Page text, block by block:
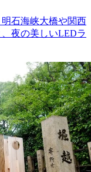
石海峡大橋や関西
夜の美しいLEDラ